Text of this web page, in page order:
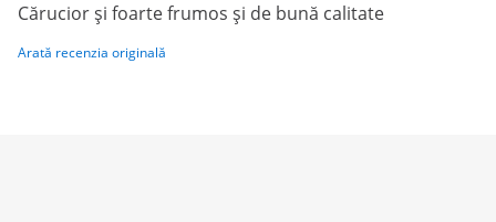
Cărucior și foarte frumos și de bună calitate
Arată recenzia originală